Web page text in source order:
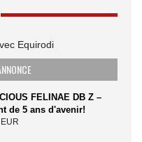
Equirodi
FELINAE DB Z –
de 5 ans d'avenir!